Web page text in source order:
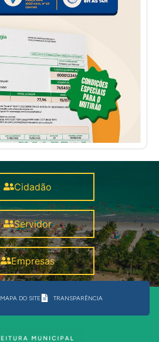
Cidadão
Servidor
Empresas
MAPA DO SITE TRANSPARÊNCIA